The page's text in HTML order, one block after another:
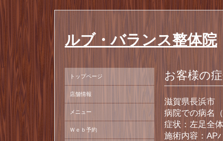
ルブ・バランス整体院
お客様の
滋賀県長浜
病院での病名
症状：左足全
施術内容：AP
トップページ
店舗情報
メニュー
Ｗｅｂ予約